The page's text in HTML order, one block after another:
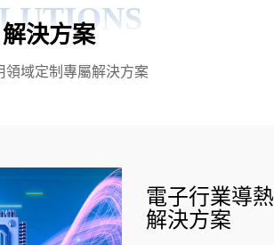
解決方案
領域定制專屬解決方案
電子行業導熱
解決方案